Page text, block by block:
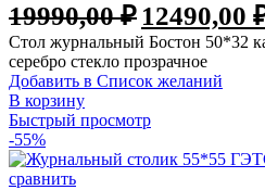
19990,00₽ 12490,00
Стол журнальный Бостон 50*32
серебро стекло прозрачное
Добавить в Список желаний
В корзину
Быстрый просмотр
-55%
сравнить